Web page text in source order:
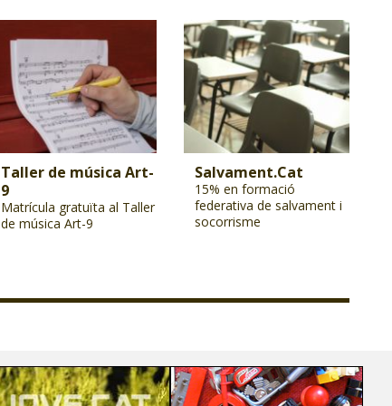
Taller de música Art-
9
Matrícula gratuïta al Taller
de música Art-9
Salvament.Cat
15% en formació
federativa de salvament i
socorrisme